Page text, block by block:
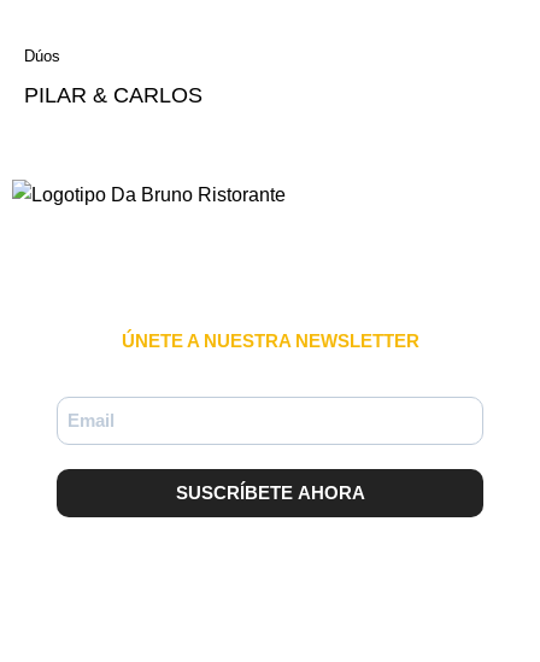
Dúos
PILAR & CARLOS
ÚNETE A NUESTRA NEWSLETTER
SUSCRÍBETE AHORA